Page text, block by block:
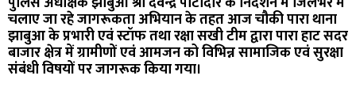
चलाए जा रहे जागरूकता अभियान के तहत आज चौकी पारा थाना
झाबुआ के प्रभारी एवं स्टॉफ तथा रक्षा सखी टीम द्वारा पारा हाट सदर
बाजार क्षेत्र में ग्रामीणों एवं आमजन को विभिन्न सामाजिक एवं सुरक्षा
संबंधी विषयों पर जागरूक किया गया।